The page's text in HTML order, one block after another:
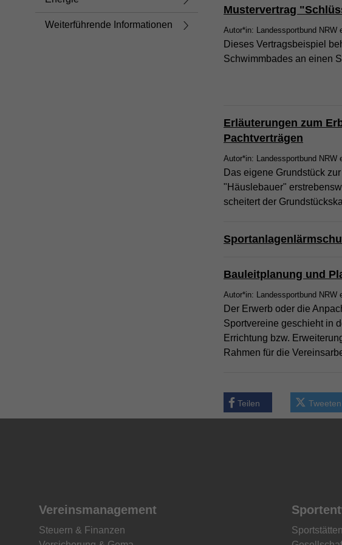
Weiterführende Informationen
Mustervertrag
Autor*in: Landessportbund NRW
Dieses Vertragsbeispiel
Schwimmbades an einen
Erläuterungen zum
Pachtverträgen
Autor*in: Landessportbund NRW
Das eigene Grundstück
"Häuslebauer"
scheitert der
Bauleitplanung und
Autor*in: Landessportbund NRW
Der Erwerb oder die
Sportvereine geschieht in
Errichtung bzw.
Rahmen für die
Teilen Tweeten
Vereinsmanagement
Steuern & Finanzen
Sportstätten